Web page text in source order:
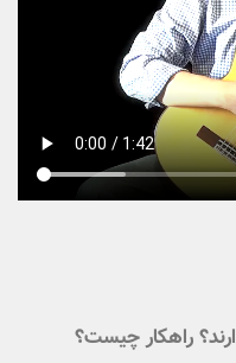
راهکار چیست؟